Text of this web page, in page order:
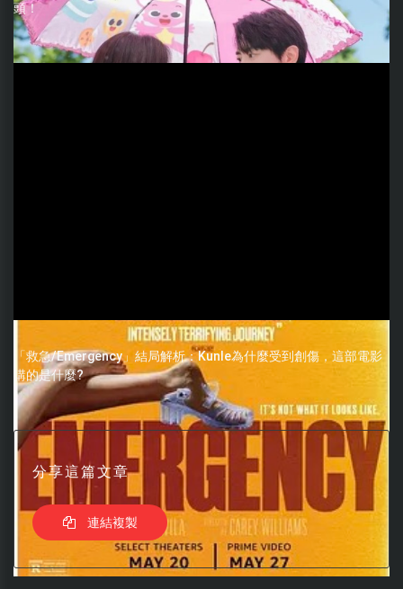
頭！
「救急/Emergency」結局解析：Kunle為什麼受到創傷，這部電影
講的是什麼?
分享這篇文章
連結複製